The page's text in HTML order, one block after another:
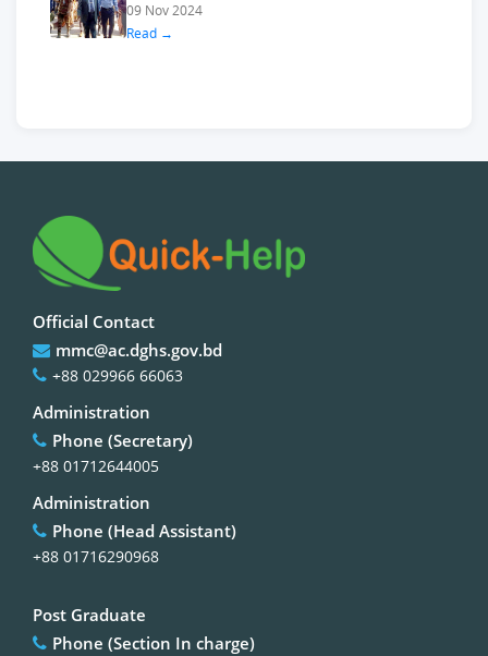
09 Nov 2024
Read →
Official Contact
mmc@ac.dghs.gov.bd
+88 029966 66063
Administration
Phone (Secretary)
+88 01712644005
Administration
Phone (Head Assistant)
+88 01716290968
Post Graduate
Phone (Section In charge)